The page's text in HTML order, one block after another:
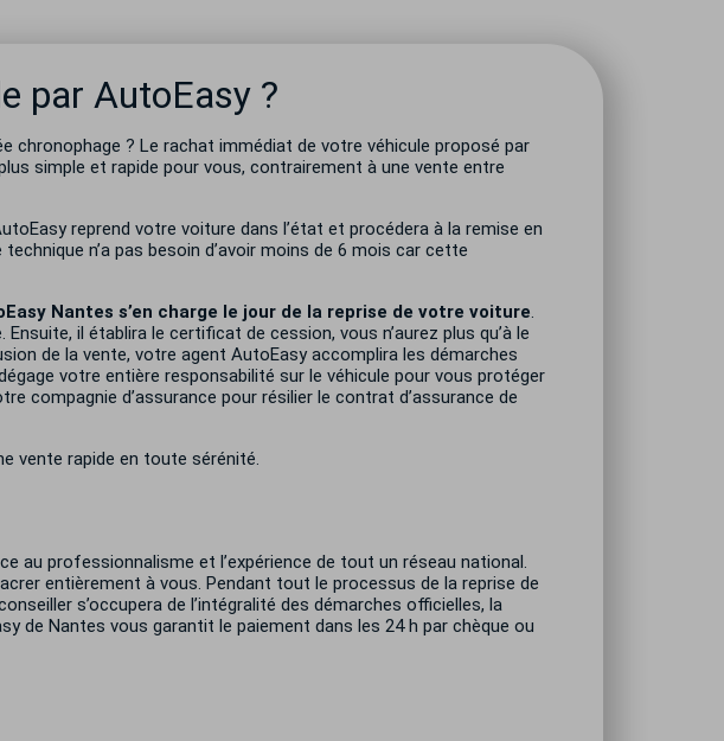
par AutoEasy ?
chronophage ? Le rachat immédiat de votre véhicule proposé par
simple et rapide pour vous, contrairement à une vente entre
reprend votre voiture dans l’état et procédera à la remise en
n’a pas besoin d’avoir moins de 6 mois car cette
Nantes s’en charge le jour de la reprise de votre voiture.
il établira le certificat de cession, vous n’aurez plus qu’à le
de la vente, votre agent AutoEasy accomplira les démarches
votre entière responsabilité sur le véhicule pour vous protéger
compagnie d’assurance pour résilier le contrat d’assurance de
vente rapide en toute sérénité.
au professionnalisme et l’expérience de tout un réseau national.
entièrement à vous. Pendant tout le processus de la reprise de
s’occupera de l’intégralité des démarches officielles, la
de Nantes vous garantit le paiement dans les 24 h par chèque ou